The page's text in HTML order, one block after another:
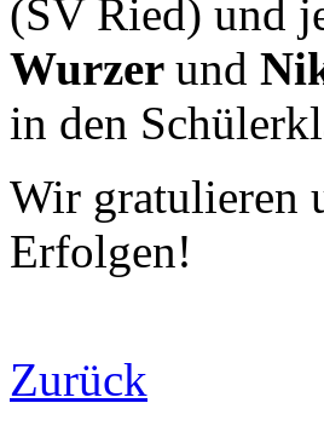
(SV Ried) und
Wurzer und
in den
Wir gratulieren
Erfolgen!
Zurück